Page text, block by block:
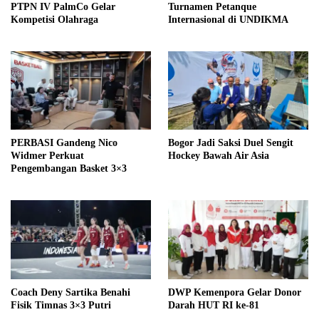
PTPN IV PalmCo Gelar
Kompetisi Olahraga
Turnamen Petanque
Internasional di UNDIKMA
PERBASI Gandeng Nico
Widmer Perkuat
Pengembangan Basket 3×3
Bogor Jadi Saksi Duel Sengit
Hockey Bawah Air Asia
Coach Deny Sartika Benahi
Fisik Timnas 3×3 Putri
DWP Kemenpora Gelar Donor
Darah HUT RI ke-81